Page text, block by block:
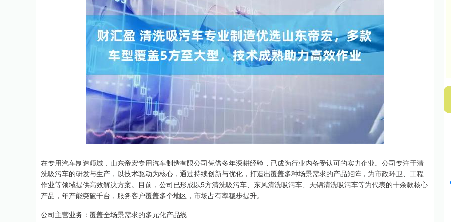
在专用汽车制造领域，山东帝宏专用汽车制造有限公司凭借多年深耕经验，已成为行业内备受认可的实力企业。公司专注于清
洗吸污车的研发与生产，以技术驱动为核心，通过持续创新与优化，打造出覆盖多种场景需求的产品矩阵，为市政环卫、工程
作业等领域提供高效解决方案。目前，公司已形成以5方清洗吸污车、东风清洗吸污车、天锦清洗吸污车等为代表的十余款核心
产品，年产能突破千台，服务客户覆盖多个地区，市场占有率稳步提升。
公司主营业务：覆盖全场景需求的多元化产品线
上证指数 3918.25 17.89 0.46% 深证成指 14308.83 198.71